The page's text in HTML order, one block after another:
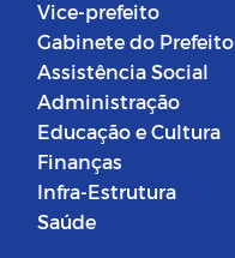
Vice-prefeito
Gabinete do Prefeito
Assistência Social
Administração
Educação e Cultura
Finanças
Infra-Estrutura
Saúde